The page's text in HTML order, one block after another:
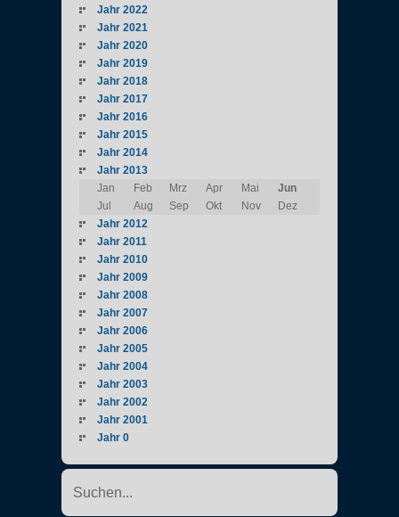
Jahr 2022
Jahr 2021
Jahr 2020
Jahr 2019
Jahr 2018
Jahr 2017
Jahr 2016
Jahr 2015
Jahr 2014
Jahr 2013
Jan
Feb Mrz Apr Mai
Jun
Jul
Aug Sep Okt Nov
Dez
Jahr 2012
Jahr 2011
Jahr 2010
Jahr 2009
Jahr 2008
Jahr 2007
Jahr 2006
Jahr 2005
Jahr 2004
Jahr 2003
Jahr 2002
Jahr 2001
Jahr 0